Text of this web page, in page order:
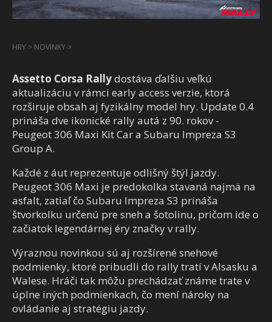
HRY > NOVINKY >
Assetto Corsa Rallydostáva ďalšiu veľkú
aktualizáciu v rámci early access verzie, ktorá
rozširuje obsah aj fyzikálny model hry. Update 0.4
prináša dve ikonické rally autá z 90. rokov -
Peugeot 306 Maxi Kit Car a Subaru Impreza S3
Group A.
Každé z áut reprezentuje odlišný štýl jazdy.
Peugeot 306 Maxi je predokolka stavaná najmä na
asfalt, zatiaľ čo Subaru Impreza S3 prináša
štvorkolku určenú pre sneh a šotolinu, pričom ide o
začiatok legendárnej éry značky v rally.
Výraznou novinkou sú aj rozšírené snehové
podmienky, ktoré pribudli do rally tratí v Alsasku a
Walese. Hráči tak môžu prechádzať známe trate v
úplne iných podmienkach, čo mení nároky na
ovládanie aj stratégiu jazdy.